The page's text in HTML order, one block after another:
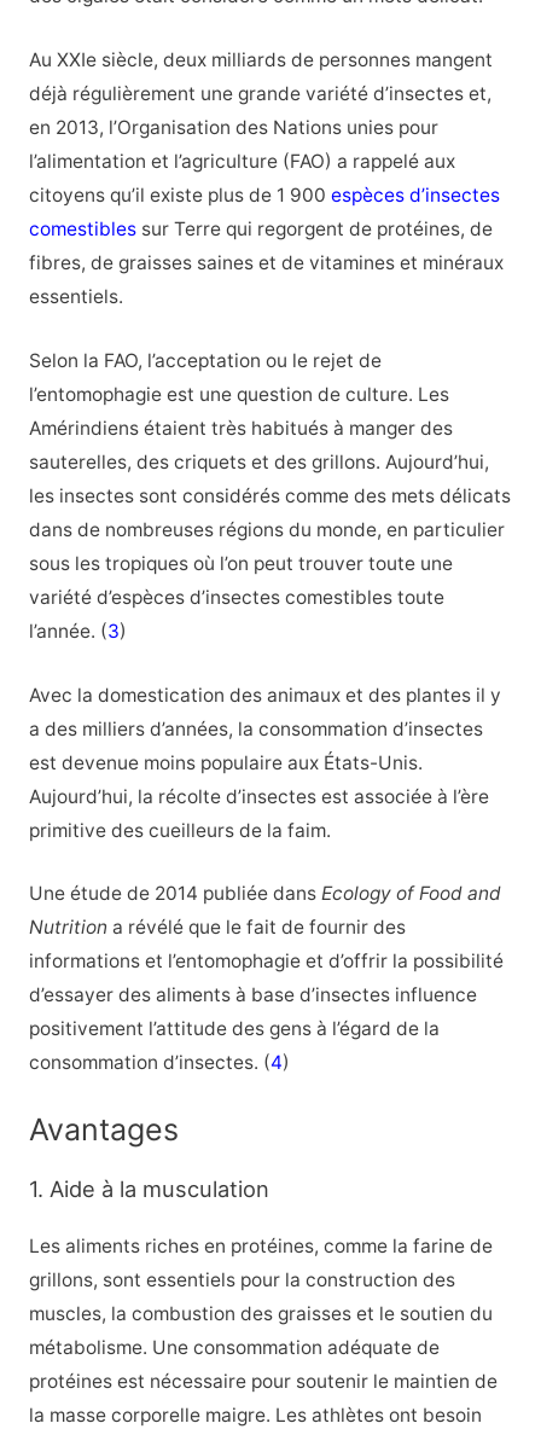
Au XXIe siècle, deux milliards de personnes mangent
déjà régulièrement une grande variété d’insectes et,
en 2013, l’Organisation des Nations unies pour
l’alimentation et l’agriculture (FAO) a rappelé aux
citoyens qu’il existe plus de 1 900 espèces d’insectes
comestiblessur Terre qui regorgent de protéines, de
fibres, de graisses saines et de vitamines et minéraux
essentiels.
Selon la FAO, l’acceptation ou le rejet de
l’entomophagie est une question de culture. Les
Amérindiens étaient très habitués à manger des
sauterelles, des criquets et des grillons. Aujourd’hui,
les insectes sont considérés comme des mets délicats
dans de nombreuses régions du monde, en particulier
sous les tropiques où l’on peut trouver toute une
variété d’espèces d’insectes comestibles toute
l’année. (3)
Avec la domestication des animaux et des plantes il y
a des milliers d’années, la consommation d’insectes
est devenue moins populaire aux États-Unis.
Aujourd’hui, la récolte d’insectes est associée à l’ère
primitive des cueilleurs de la faim.
Une étude de 2014 publiée dans Ecology of Food and
Nutrition a révélé que le fait de fournir des
informations et l’entomophagie et d’offrir la possibilité
d’essayer des aliments à base d’insectes influence
positivement l’attitude des gens à l’égard de la
consommation d’insectes. (4)
Avantages
1. Aide à la musculation
Les aliments riches en protéines, comme la farine de
grillons, sont essentiels pour la construction des
muscles, la combustion des graisses et le soutien du
métabolisme. Une consommation adéquate de
protéines est nécessaire pour soutenir le maintien de
la masse corporelle maigre. Les athlètes ont besoin